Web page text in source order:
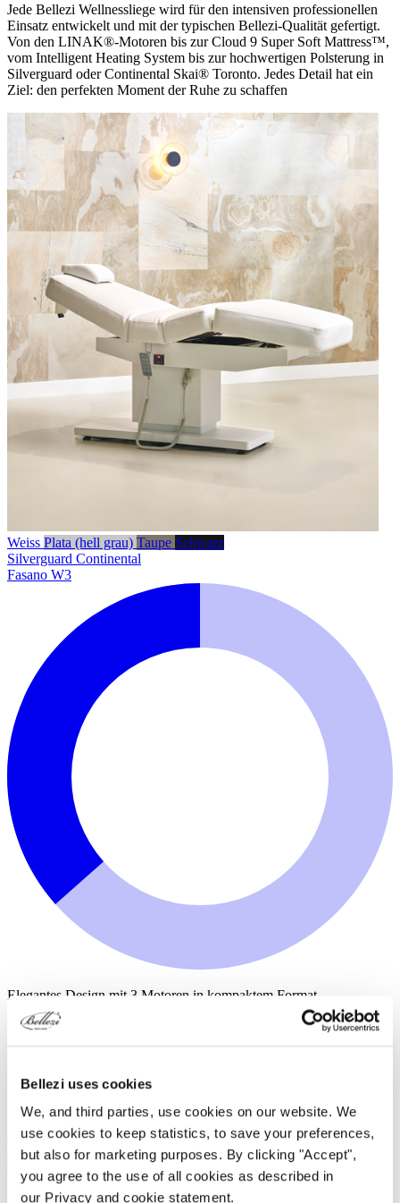
Bellezi uses cookies
We, and third parties, use cookies on our website. We
use cookies to keep statistics, to save your preferences,
but also for marketing purposes. By clicking "Accept",
you agree to the use of all cookies as described in
our Privacy and cookie statement.
Jede Bellezi Wellnessliege wird für den intensiven professionellen
Einsatz entwickelt und mit der typischen Bellezi-Qualität gefertigt.
Von den LINAK®-Motoren bis zur Cloud 9 Super Soft Mattress™,
vom Intelligent Heating System bis zur hochwertigen Polsterung in
Silverguard oder Continental Skai® Toronto. Jedes Detail hat ein
Ziel: den perfekten Moment der Ruhe zu schaffen
Weiss Plata (hell grau) Taupe Schwarz
Silverguard Continental
Fasano W3
Elegantes Design mit 3 Motoren in kompaktem Format.
für 3.670,00 €